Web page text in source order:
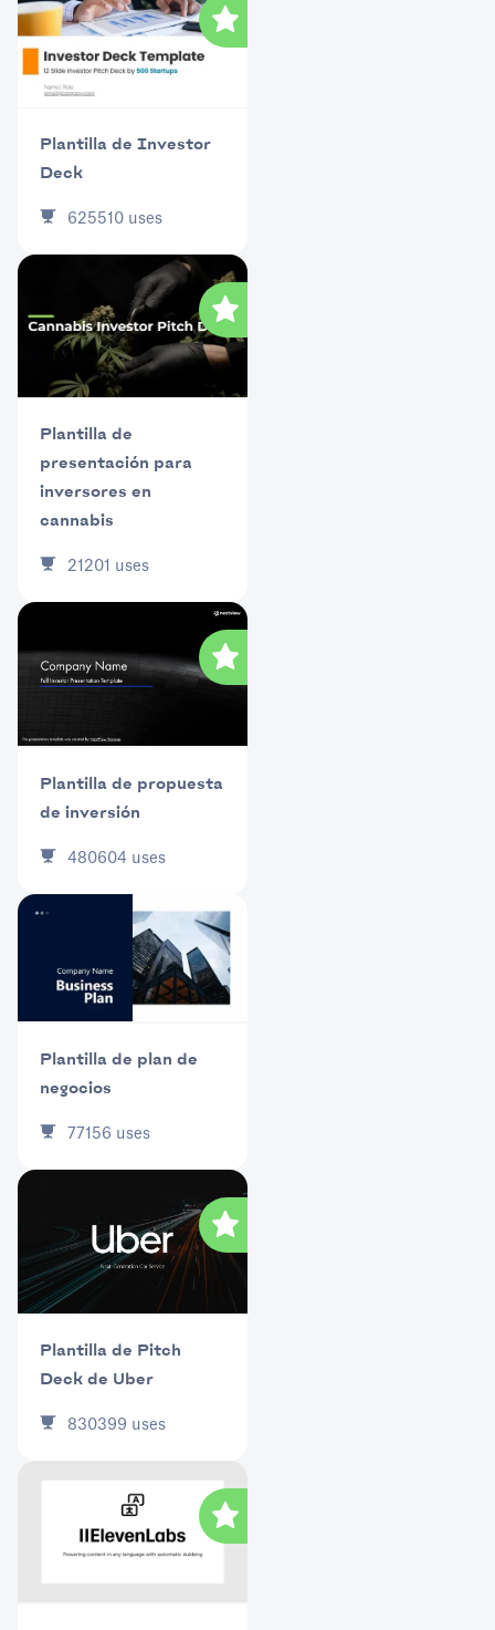
Plantilla de Investor
Deck
625510 uses
Plantilla de
presentación para
inversores en
cannabis
21201 uses
Plantilla de propuesta
de inversión
480604 uses
Plantilla de plan de
negocios
77156 uses
Plantilla de Pitch
Deck de Uber
830399 uses